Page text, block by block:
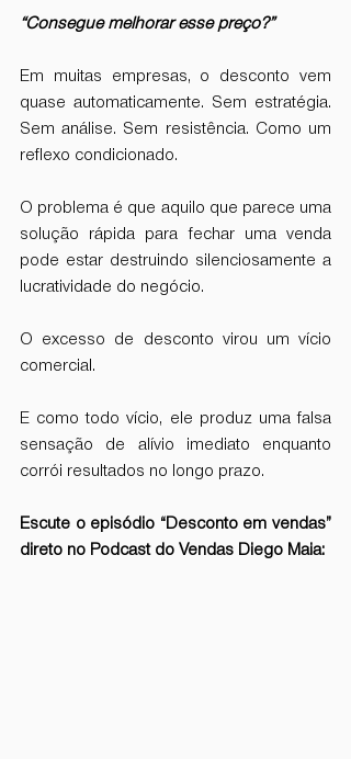
“Consegue melhorar esse preço?”
Em muitas empresas, o desconto vem
quase automaticamente. Sem estratégia.
Sem análise. Sem resistência. Como um
reflexo condicionado.
O problema é que aquilo que parece uma
solução rápida para fechar uma venda
pode estar destruindo silenciosamente a
lucratividade do negócio.
O excesso de desconto virou um vício
comercial.
E como todo vício, ele produz uma falsa
sensação de alívio imediato enquanto
corrói resultados no longo prazo.
Escute o episódio “Desconto em vendas”
direto no Podcast do Vendas Diego Maia: